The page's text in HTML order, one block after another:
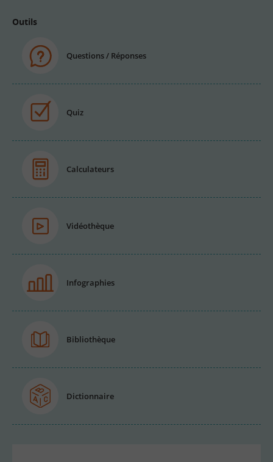
Outils
Questions / Réponses
Quiz
Calculateurs
Vidéothèque
Infographies
Bibliothèque
Dictionnaire